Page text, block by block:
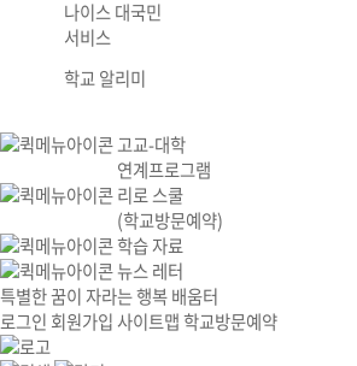
나이스 대국민
서비스
학교 알리미
고교-대학
연계프로그램
리로 스쿨
(학교방문예약)
학습 자료
뉴스 레터
특별한 꿈이 자라는 행복 배움터
로그인 회원가입사이트맵학교방문예약